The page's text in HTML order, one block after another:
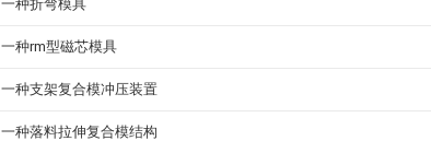
一种折弯模具
一种rm型磁芯模具
一种支架复合模冲压装置
一种落料拉伸复合模结构